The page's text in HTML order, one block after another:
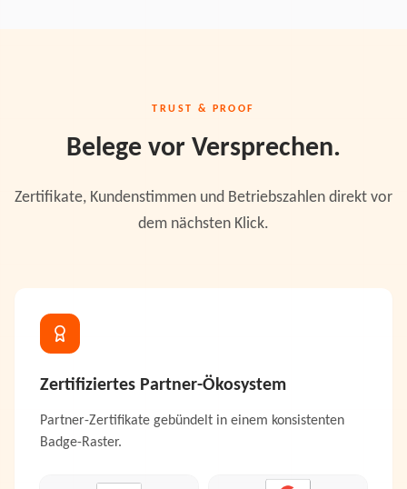
TRUST & PROOF
Belege vor Versprechen.
Zertifikate, Kundenstimmen und Betriebszahlen direkt vor
dem nächsten Klick.
Zertifiziertes Partner-Ökosystem
Partner-Zertifikate gebündelt in einem konsistenten
Badge-Raster.